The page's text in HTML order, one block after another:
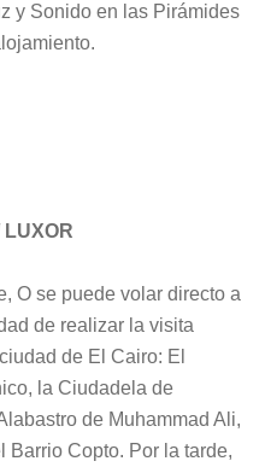
y Sonido en las Pirámides
LUXOR
O se puede volar directo a
de realizar la visita
de El Cairo: El
la Ciudadela de
de Muhammad Ali,
Copto. Por la tarde,